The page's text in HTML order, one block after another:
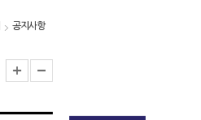
공지사항